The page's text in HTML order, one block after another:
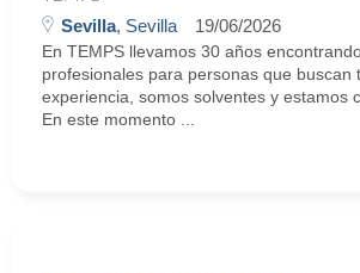
Sevilla, Sevilla 19/06/2026
En TEMPS llevamos 30 años
profesionales para personas que buscan
experiencia, somos solventes y estamos
En este momento ...